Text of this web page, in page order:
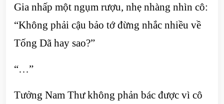
Gia nhấp một ngụm rượu, nhẹ nhàng nhìn cô:
“Không phải cậu bảo tớ đừng nhắc nhiều về
Tống Dã hay sao?”
“…”
Tưởng Nam Thư không phản bác được vì cô